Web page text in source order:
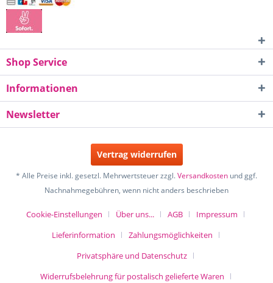
Shop Service
Informationen
Newsletter
Vertrag widerrufen
* Alle Preise inkl. gesetzl. Mehrwertsteuer zzgl.Versandkosten und ggf.
Nachnahmegebühren, wenn nicht anders beschrieben
Cookie-Einstellungen Über uns... AGB
Impressum
Lieferinformation
Zahlungsmöglichkeiten
Privatsphäre und Datenschutz
Widerrufsbelehrung für postalisch gelieferte Waren